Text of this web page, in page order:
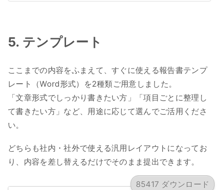
5. テンプレート
ここまでの内容をふまえて、すぐに使える報告書テンプ
レート（Word形式）を2種類ご用意しました。
「文章形式でしっかり書きたい方」「項目ごとに整理し
て書きたい方」など、用途に応じて選んでご活用くださ
い。
どちらも社内・社外で使える汎用レイアウトになってお
り、内容を差し替えるだけでそのまま提出できます。
85417 ダウンロード